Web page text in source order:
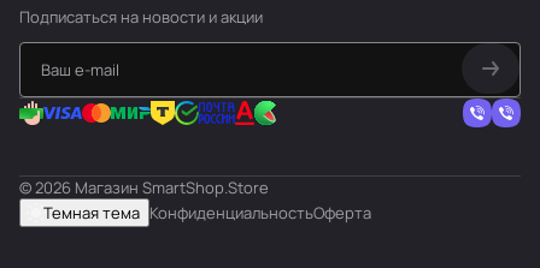
Подписаться на новости и акции
© 2026 Магазин SmartShop.Store
Темная тема КонфиденциальностьОферта